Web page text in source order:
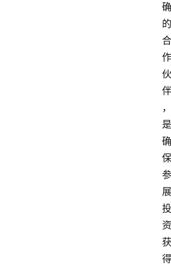
确
的
合
作
伙
伴
，
是
确
保
参
展
投
资
获
得